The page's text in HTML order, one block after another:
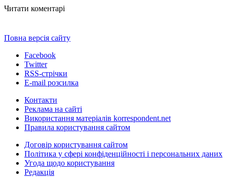
Читати коментарі
Повна версія сайту
Facebook
Twitter
RSS-стрічки
E-mail розсилка
Контакти
Реклама на сайті
Використання матеріалів korrespondent.net
Правила користування сайтом
Договір користування сайтом
Політика у сфері конфіденційності і персональних даних
Угода щодо користування
Редакція